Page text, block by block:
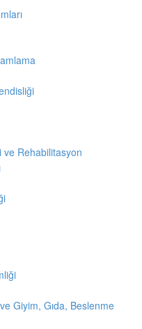
ve Rehabilitasyon
Giyim, Gıda, Beslenme